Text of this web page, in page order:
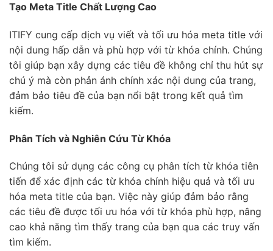
Tạo Meta Title Chất Lượng Cao
ITIFY cung cấp dịch vụ viết và tối ưu hóa meta title với
nội dung hấp dẫn và phù hợp với từ khóa chính. Chúng
tôi giúp bạn xây dựng các tiêu đề không chỉ thu hút sự
chú ý mà còn phản ánh chính xác nội dung của trang,
đảm bảo tiêu đề của bạn nổi bật trong kết quả tìm
kiếm.
Phân Tích và Nghiên Cứu Từ Khóa
Chúng tôi sử dụng các công cụ phân tích từ khóa tiên
tiến để xác định các từ khóa chính hiệu quả và tối ưu
hóa meta title của bạn. Việc này giúp đảm bảo rằng
các tiêu đề được tối ưu hóa với từ khóa phù hợp, nâng
cao khả năng tìm thấy trang của bạn qua các truy vấn
tìm kiếm.